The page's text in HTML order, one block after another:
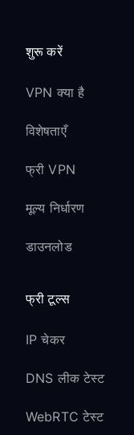
शुरू करें
VPN क्या है
विशेषताएँ
फ्री VPN
मूल्य निर्धारण
डाउनलोड
फ्री टूल्स
IP चेकर
DNS लीक टेस्ट
WebRTC टेस्ट